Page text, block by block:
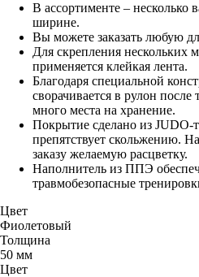
В ассортименте – несколько
ширине.
Вы можете заказать любую
Для скрепления нескольких
применяется клейкая лента.
Благодаря специальной
сворачивается в рулон
много места на хранение.
Покрытие сделано из JUDO-
препятствует скольжению.
заказу желаемую расцветку.
Наполнитель из ППЭ
травмобезопасные
Цвет
Фиолетовый
Толщина
50 мм
Цвет